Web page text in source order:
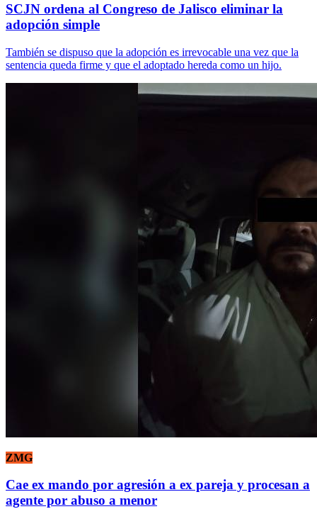
SCJN ordena al Congreso de Jalisco eliminar la
adopción simple
También se dispuso que la adopción es irrevocable una vez que la
sentencia queda firme y que el adoptado hereda como un hijo.
ZMG
Cae ex mando por agresión a ex pareja y procesan a
agente por abuso a menor